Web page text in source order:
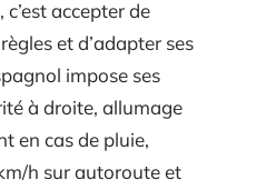
accepter de
et d’adapter ses
impose ses
à droite, allumage
en cas de pluie,
h sur autoroute et